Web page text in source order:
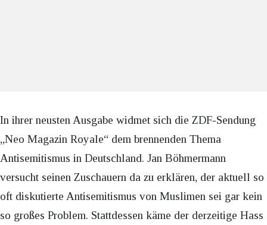
In ihrer neusten Ausgabe widmet sich die ZDF-Sendung
„Neo Magazin Royale“ dem brennenden Thema
Antisemitismus in Deutschland. Jan Böhmermann
versucht seinen Zuschauern da zu erklären, der aktuell so
oft diskutierte Antisemitismus von Muslimen sei gar kein
so großes Problem. Stattdessen käme der derzeitige Hass